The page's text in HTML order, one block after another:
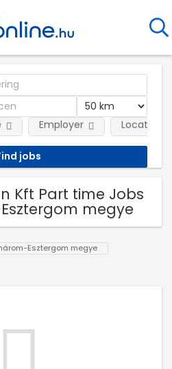
Employer Location
Kft Part time Jobs
megye
Esztergom megye